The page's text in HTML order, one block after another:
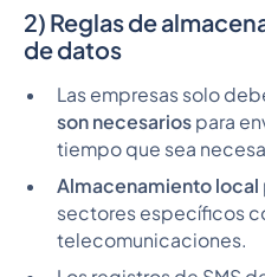
2) Reglas de
de datos
Las empresas solo
son necesariospara
tiempo que sea
Almacenamiento local
sectores específicos
telecomunicaciones.